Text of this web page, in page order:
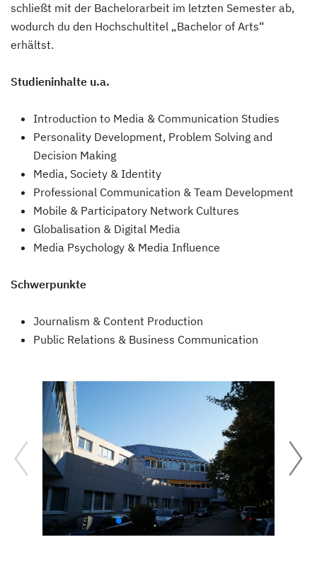
schließt mit der Bachelorarbeit im letzten Semester ab,
wodurch du den Hochschultitel „Bachelor of Arts“
erhältst.
Studieninhalte u.a.
Introduction to Media & Communication Studies
Personality Development, Problem Solving and
Decision Making
Media, Society & Identity
Professional Communication & Team Development
Mobile & Participatory Network Cultures
Globalisation & Digital Media
Media Psychology & Media Influence
Schwerpunkte
Journalism & Content Production
Public Relations & Business Communication